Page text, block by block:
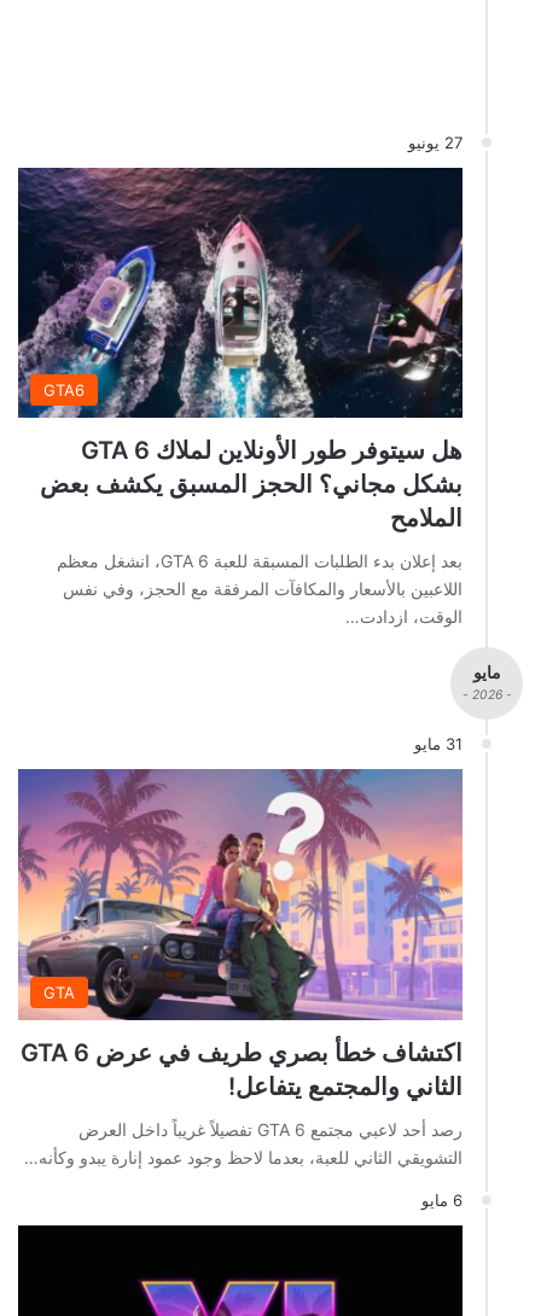
27 يونيو
GTA6
هل سيتوفر طور الأونلاين لملاك GTA 6
بشكل مجاني؟ الحجز المسبق يكشف بعض
الملامح
بعد إعلان بدء الطلبات المسبقة للعبة GTA 6، انشغل معظم
اللاعبين بالأسعار والمكافآت المرفقة مع الحجز، وفي نفس
الوقت، ازدادت…
مايو
- 2026 -
31 مايو
GTA
اكتشاف خطأ بصري طريف في عرض GTA 6
الثاني والمجتمع يتفاعل!
رصد أحد لاعبي مجتمع GTA 6 تفصيلاً غريباً داخل العرض
التشويقي الثاني للعبة، بعدما لاحظ وجود عمود إنارة يبدو وكأنه…
6 مايو